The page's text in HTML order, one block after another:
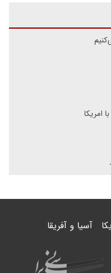
امریکا
آسیا و آفریقا